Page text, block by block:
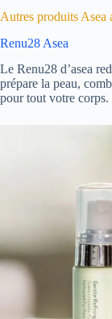
Autres produits Asea
Renu28 Asea
Le Renu28 d’asea
prépare la peau,
pour tout votre corps.